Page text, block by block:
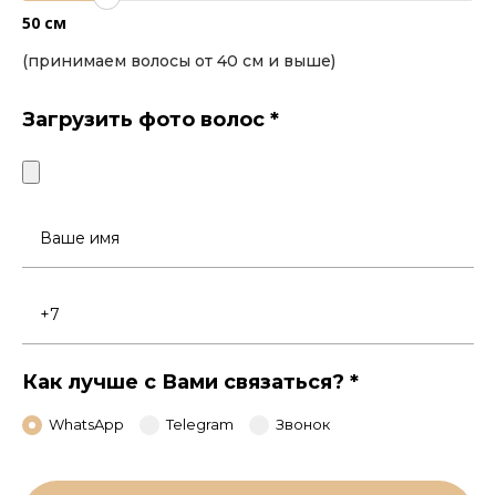
50 см
(принимаем волосы от 40 см и выше)
Загрузить фото волос *
Ваше
имя
Номер
телефона
Как лучше с Вами связаться? *
WhatsApp Telegram Звонок